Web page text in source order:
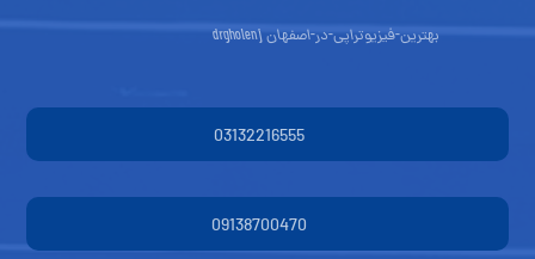
بهترین-فیزیوتراپی-در-اصفهان drgholenj
03132216555
09138700470